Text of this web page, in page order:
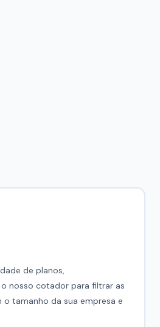
de planos,
nosso cotador para filtrar as
tamanho da sua empresa e